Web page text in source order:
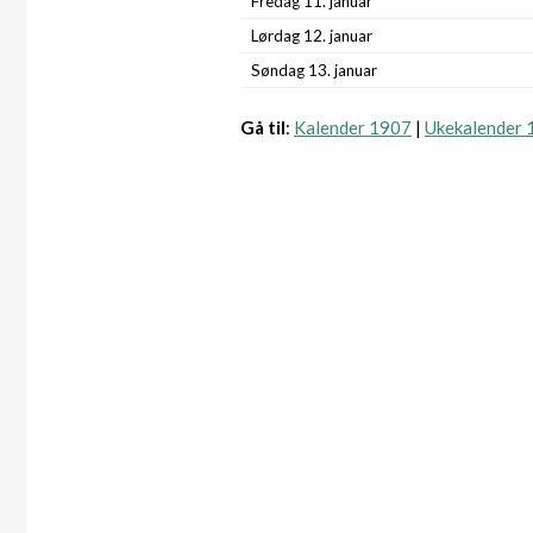
Lørdag 12. januar
Søndag 13. januar
Gå til: Kalender 1907 | Ukekalender